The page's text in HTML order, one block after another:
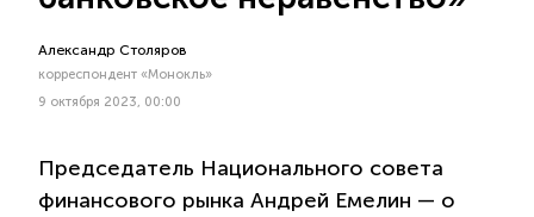
Александр Столяров
корреспондент «Монокль»
9 октября 2023, 00:00
Председатель Национального совета
финансового рынка Андрей Емелин — о